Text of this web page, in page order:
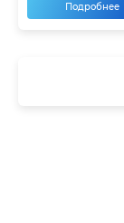
Подробнее